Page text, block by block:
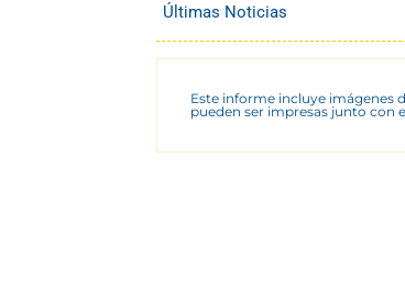
Últimas Noticias
Este informe incluye imágenes
pueden ser impresas junto con